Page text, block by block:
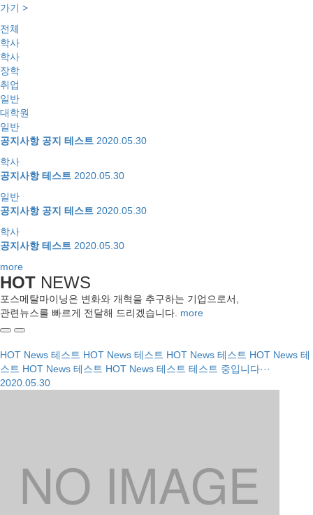
가기 >
전체
학사
학사
장학
취업
일반
대학원
일반
공지사항 공지 테스트 2020.05.30
학사
공지사항 테스트 2020.05.30
일반
공지사항 공지 테스트 2020.05.30
학사
공지사항 테스트 2020.05.30
more
HOT NEWS
포스메탈마이닝은 변화와 개혁을 추구하는 기업으로서,
관련뉴스를 빠르게 전달해 드리겠습니다. more
HOT News 테스트 HOT News 테스트 HOT News 테스트 HOT News 테
스트 HOT News 테스트 HOT News 테스트 테스트 중입니다···
2020.05.30